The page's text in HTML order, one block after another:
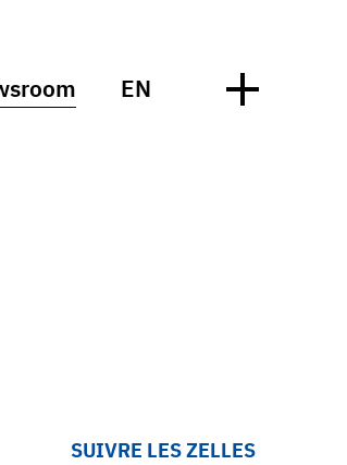
EN
SUIVRE LES ZELLES